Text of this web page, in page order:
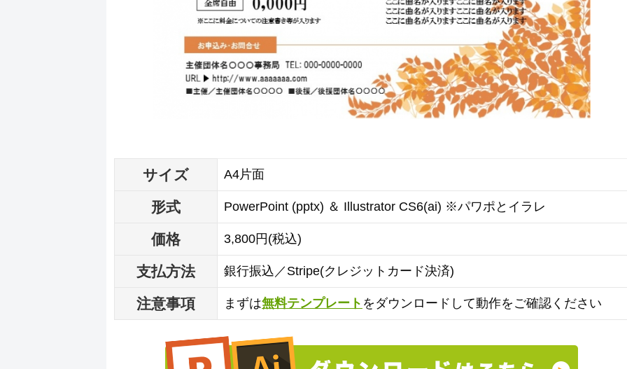
サイズ A4片面
形式 PowerPoint (pptx) ＆ Illustrator CS6(ai) ※パワポとイラレ
価格 3,800円(税込)
支払方法 銀行振込／Stripe(クレジットカード決済)
注意事項 まずは無料テンプレート をダウンロードして動作をご確認ください